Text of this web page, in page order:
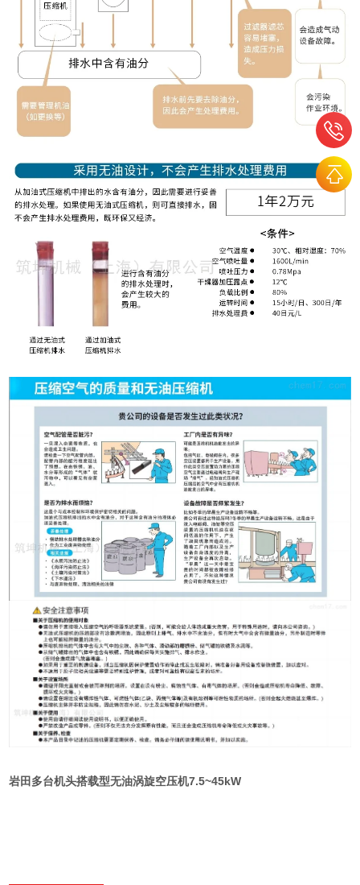
岩田多台机头搭载型无油涡旋空压机7.5~45kW